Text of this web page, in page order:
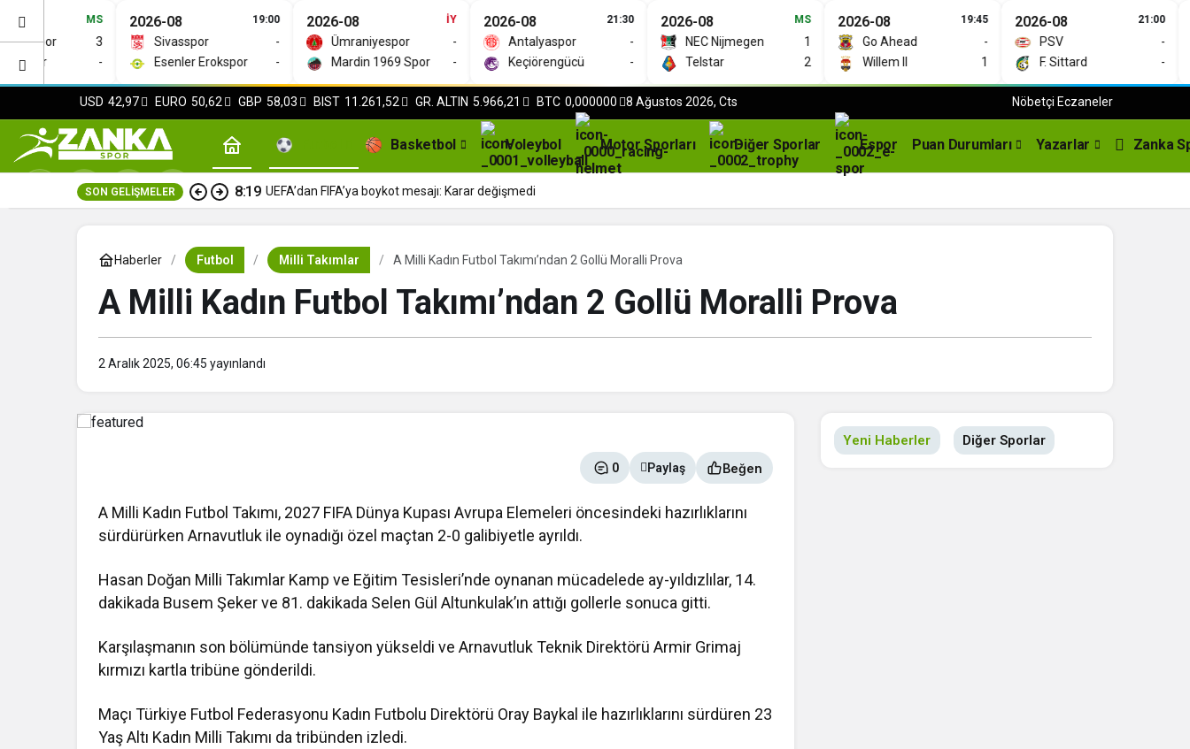
2026-08 19:00
Sivasspor
Esenler Erokspor
2026-08
Ümraniyespor
Mardin 1969 Spor
-
2026-08 21:30
Antalyaspor
Keçiörengücü
2026-08
NEC Nijmegen
Telstar
2026-08 19:45
Go Ahead
Willem II
2026-08 21:00
PSV
F. Sittard
USD 42,97 EURO 50,62 GBP 58,03 BIST 11.261,52 GR. ALTIN 5.966,21 BTC 0,000000 8 Ağustos 2026, Cts Nöbetçi Eczaneler
Basketbol Voleybol Motor Sporları Diğer Sporlar Espor Puan Durumları Yazarlar Zanka
SON GELIŞMELER 8:19 UEFA’dan FIFA’ya boykot mesajı: Karar değişmedi
Haberler Futbol Milli Takımlar A Milli Kadın Futbol Takımı’ndan 2 Gollü Moralli Prova
A Milli Kadın Futbol Takımı’ndan 2 Gollü Moralli Prova
2 Aralık 2025, 06:45 yayınlandı
0 Paylaş Beğen
A Milli Kadın Futbol Takımı, 2027 FIFA Dünya Kupası Avrupa Elemeleri öncesindeki hazırlıklarını
sürdürürken Arnavutluk ile oynadığı özel maçtan 2-0 galibiyetle ayrıldı.
Hasan Doğan Milli Takımlar Kamp ve Eğitim Tesisleri’nde oynanan mücadelede ay-yıldızlılar, 14.
dakikada Busem Şeker ve 81. dakikada Selen Gül Altunkulak’ın attığı gollerle sonuca gitti.
Karşılaşmanın son bölümünde tansiyon yükseldi ve Arnavutluk Teknik Direktörü Armir Grimaj
kırmızı kartla tribüne gönderildi.
Maçı Türkiye Futbol Federasyonu Kadın Futbolu Direktörü Oray Baykal ile hazırlıklarını sürdüren 23
Yaş Altı Kadın Milli Takımı da tribünden izledi.
Yeni Haberler Diğer Sporlar